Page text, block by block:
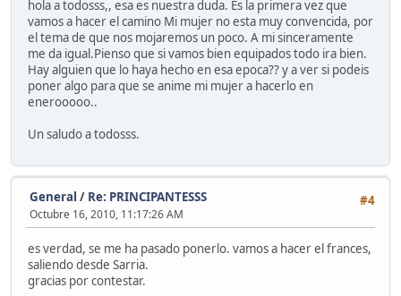
hola a todosss,, esa es nuestra duda. Es la primera vez que
vamos a hacer el camino Mi mujer no esta muy convencida, por
el tema de que nos mojaremos un poco. A mi sinceramente
me da igual.Pienso que si vamos bien equipados todo ira bien.
Hay alguien que lo haya hecho en esa epoca?? y a ver si podeis
poner algo para que se anime mi mujer a hacerlo en
enerooooo..
Un saludo a todosss.
#4
General / Re: PRINCIPANTESSS
Octubre 16, 2010, 11:17:26 AM
es verdad, se me ha pasado ponerlo. vamos a hacer el frances,
saliendo desde Sarria.
gracias por contestar.